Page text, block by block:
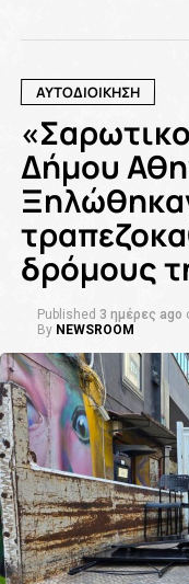
ΑΥΤΟΔΙΟΙΚΗΣΗ
Δήμου
δρόμους
Published 3 ημέρες ago
By NEWSROOM